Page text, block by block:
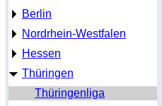
Berlin
Nordrhein-Westfalen
Hessen
Thüringen
Thüringenliga